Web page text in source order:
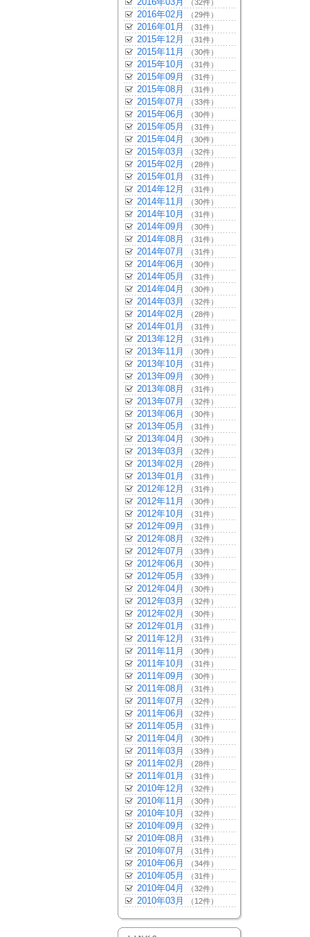
（32件）
2016年02月 （29件）
2016年01月 （31件）
2015年12月 （31件）
2015年11月 （30件）
2015年10月 （31件）
2015年09月 （31件）
2015年08月 （31件）
2015年07月 （33件）
2015年06月 （30件）
2015年05月 （31件）
2015年04月 （30件）
2015年03月 （32件）
2015年02月 （28件）
2015年01月 （31件）
2014年12月 （31件）
2014年11月 （30件）
2014年10月 （31件）
2014年09月 （30件）
2014年08月 （31件）
2014年07月 （31件）
2014年06月 （30件）
2014年05月 （31件）
2014年04月 （30件）
2014年03月 （32件）
2014年02月 （28件）
2014年01月 （31件）
2013年12月 （31件）
2013年11月 （30件）
2013年10月 （31件）
2013年09月 （30件）
2013年08月 （31件）
2013年07月 （32件）
2013年06月 （30件）
2013年05月 （31件）
2013年04月 （30件）
2013年03月 （32件）
2013年02月 （28件）
2013年01月 （31件）
2012年12月 （31件）
2012年11月 （30件）
2012年10月 （31件）
2012年09月 （31件）
2012年08月 （32件）
2012年07月 （33件）
2012年06月 （30件）
2012年05月 （33件）
2012年04月 （30件）
2012年03月 （32件）
2012年02月 （30件）
2012年01月 （31件）
2011年12月 （31件）
2011年11月 （30件）
2011年10月 （31件）
2011年09月 （30件）
2011年08月 （31件）
2011年07月 （32件）
2011年06月 （32件）
2011年05月 （31件）
2011年04月 （30件）
2011年03月 （33件）
2011年02月 （28件）
2011年01月 （31件）
2010年12月 （32件）
2010年11月 （30件）
2010年10月 （32件）
2010年09月 （32件）
2010年08月 （31件）
2010年07月 （31件）
2010年06月 （34件）
2010年05月 （31件）
2010年04月 （32件）
2010年03月 （12件）